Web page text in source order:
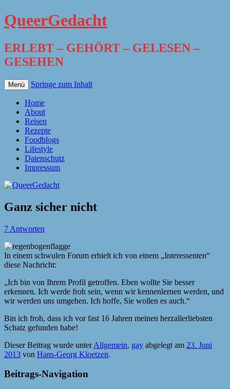
QueerGedacht
ERLEBT – GEHÖRT – GELESEN –
GESEHEN
Menü Springe zum Inhalt
Home
About
Reisen
Rezepte
Foodblogs
Lifestyle
Datenschutz
Impressum
Ganz sicher nicht
7 Antworten
In einem schwulen Forum erhielt ich von einem „Interessenten“
diese Nachricht:
„Ich bin von Ihrem Profil getroffen. Eben wollte Sie besser
erkennen. Ich werde froh sein, wenn wir kennenlernen werden, und
wir werden uns umgehen. Ich hoffe, Sie wollen es auch.“
Bin ich froh, dass ich vor fast 16 Jahren meinen herzallerliebsten
Schatz gefunden habe!
Dieser Beitrag wurde unterAllgemein, gay abgelegt am 23. Juni
2013 von Hans-Georg Kloetzen.
Beitrags-Navigation